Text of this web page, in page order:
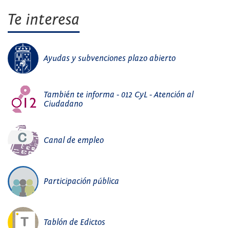
Te interesa
Ayudas y subvenciones plazo abierto
También te informa - 012 CyL - Atención al
Ciudadano
Canal de empleo
Participación pública
Tablón de Edictos